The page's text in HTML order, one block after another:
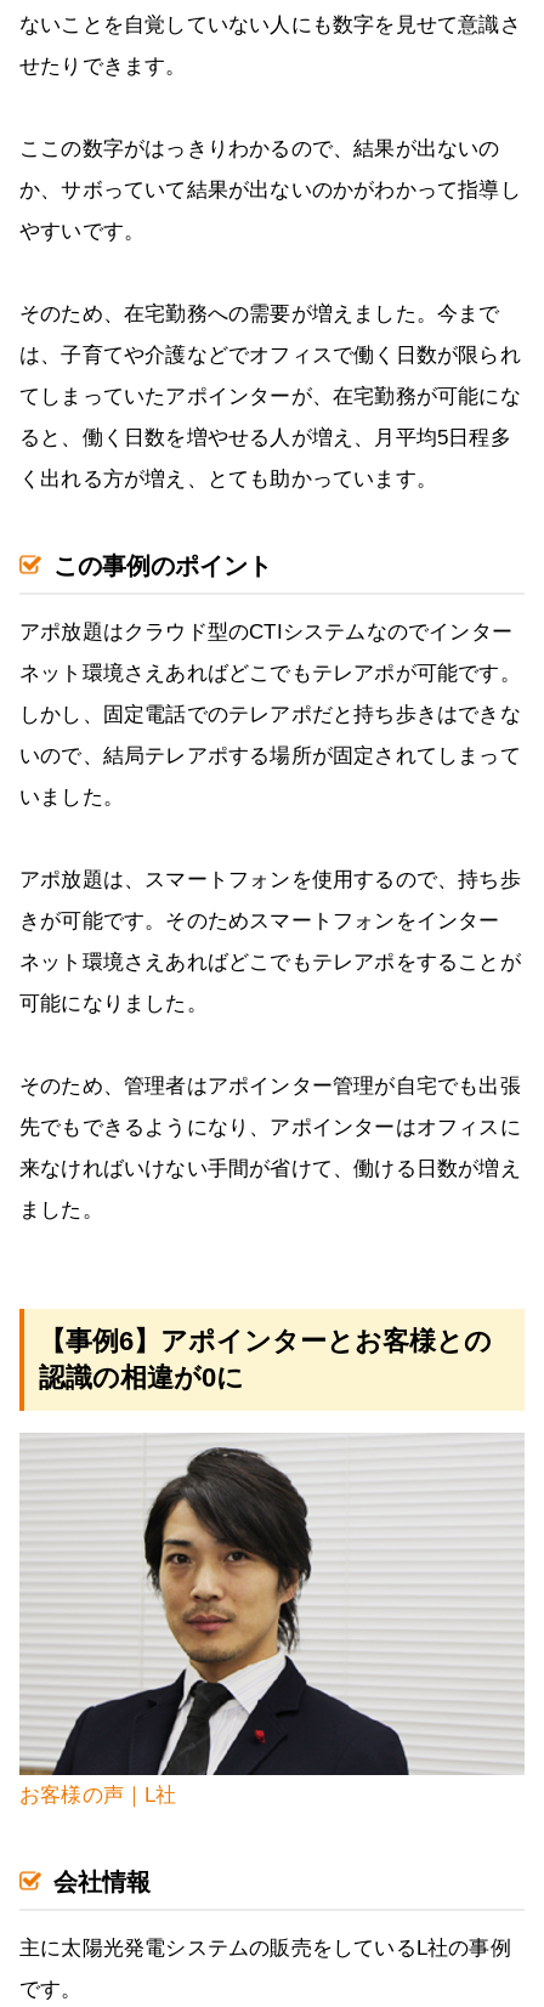
ないことを自覚していない人にも数字を見せて意識さ
せたりできます。
ここの数字がはっきりわかるので、結果が出ないの
か、サボっていて結果が出ないのかがわかって指導し
やすいです。
そのため、在宅勤務への需要が増えました。今まで
は、子育てや介護などでオフィスで働く日数が限られ
てしまっていたアポインターが、在宅勤務が可能にな
ると、働く日数を増やせる人が増え、月平均5日程多
く出れる方が増え、とても助かっています。
この事例のポイント
アポ放題はクラウド型のCTIシステムなのでインター
ネット環境さえあればどこでもテレアポが可能です。
しかし、固定電話でのテレアポだと持ち歩きはできな
いので、結局テレアポする場所が固定されてしまって
いました。
アポ放題は、スマートフォンを使用するので、持ち歩
きが可能です。そのためスマートフォンをインター
ネット環境さえあればどこでもテレアポをすることが
可能になりました。
そのため、管理者はアポインター管理が自宅でも出張
先でもできるようになり、アポインターはオフィスに
来なければいけない手間が省けて、働ける日数が増え
ました。
【事例6】アポインターとお客様との
認識の相違が0に
お客様の声｜L社
会社情報
主に太陽光発電システムの販売をしているL社の事例
です。